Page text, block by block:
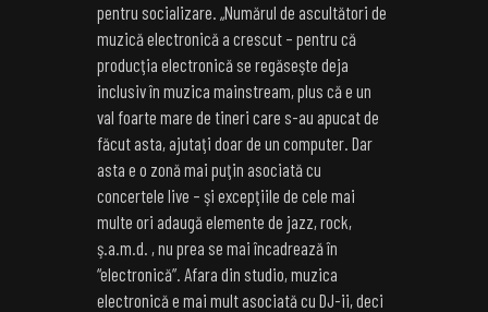
pentru socializare. „Numărul de ascultători de
muzică electronică a crescut – pentru că
producţia electronică se regăseşte deja
inclusiv în muzica mainstream, plus că e un
val foarte mare de tineri care s-au apucat de
făcut asta, ajutaţi doar de un computer. Dar
asta e o zonă mai puţin asociată cu
concertele live – şi excepţiile de cele mai
multe ori adaugă elemente de jazz, rock,
ş.a.m.d. , nu prea se mai încadrează în
“electronică”. Afara din studio, muzica
electronică e mai mult asociată cu DJ-ii, deci